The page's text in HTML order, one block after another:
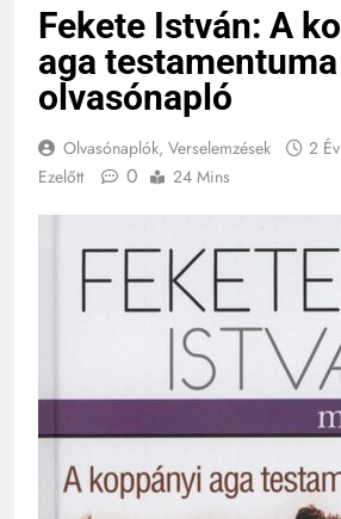
Fekete István: A
aga testamentuma
olvasónapló
Olvasónaplók, Verselemzések
2 Év
Ezelőtt
0 24 Mins